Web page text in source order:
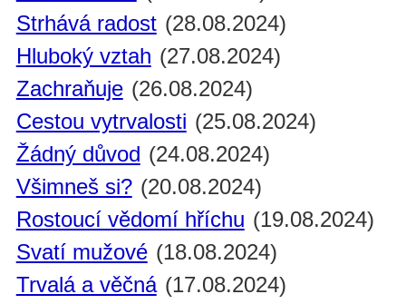
Strhává radost (28.08.2024)
Hluboký vztah (27.08.2024)
Zachraňuje (26.08.2024)
Cestou vytrvalosti (25.08.2024)
Žádný důvod (24.08.2024)
Všimneš si? (20.08.2024)
Rostoucí vědomí hříchu (19.08.2024)
Svatí mužové (18.08.2024)
Trvalá a věčná (17.08.2024)